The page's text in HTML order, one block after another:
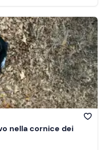
nella cornice dei